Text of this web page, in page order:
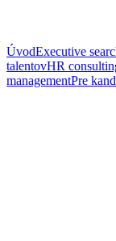
ÚvodExecutive
talentovHR
managementPre